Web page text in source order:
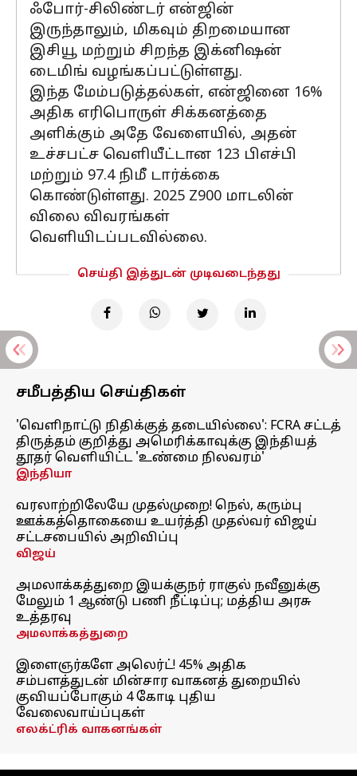
ஃபோர்-சிலிண்டர் என்ஜின்
இருந்தாலும், மிகவும் திறமையான
இசியூ மற்றும் சிறந்த இக்னிஷன்
டைமிங் வழங்கப்பட்டுள்ளது.
இந்த மேம்படுத்தல்கள், என்ஜினை 16%
அதிக எரிபொருள் சிக்கனத்தை
அளிக்கும் அதே வேளையில், அதன்
உச்சபட்ச வெளியீட்டான 123 பிஎச்பி
மற்றும் 97.4 நிமீ டார்க்கை
கொண்டுள்ளது. 2025 Z900 மாடலின்
விலை விவரங்கள்
வெளியிடப்படவில்லை.
செய்தி இத்துடன் முடிவடைந்தது
சமீபத்திய செய்திகள்
'வெளிநாட்டு நிதிக்குத் தடையில்லை': FCRA சட்டத்
திருத்தம் குறித்து அமெரிக்காவுக்கு இந்தியத்
தூதர் வெளியிட்ட 'உண்மை நிலவரம்'
இந்தியா
வரலாற்றிலேயே முதல்முறை! நெல், கரும்பு
ஊக்கத்தொகையை உயர்த்தி முதல்வர் விஜய்
சட்டசபையில் அறிவிப்பு
விஜய்
அமலாக்கத்துறை இயக்குநர் ராகுல் நவீனுக்கு
மேலும் 1 ஆண்டு பணி நீட்டிப்பு; மத்திய அரசு
உத்தரவு
அமலாக்கத்துறை
இளைஞர்களே அலெர்ட்! 45% அதிக
சம்பளத்துடன் மின்சார வாகனத் துறையில்
குவியப்போகும் 4 கோடி புதிய
வேலைவாய்ப்புகள்
எலக்ட்ரிக் வாகனங்கள்